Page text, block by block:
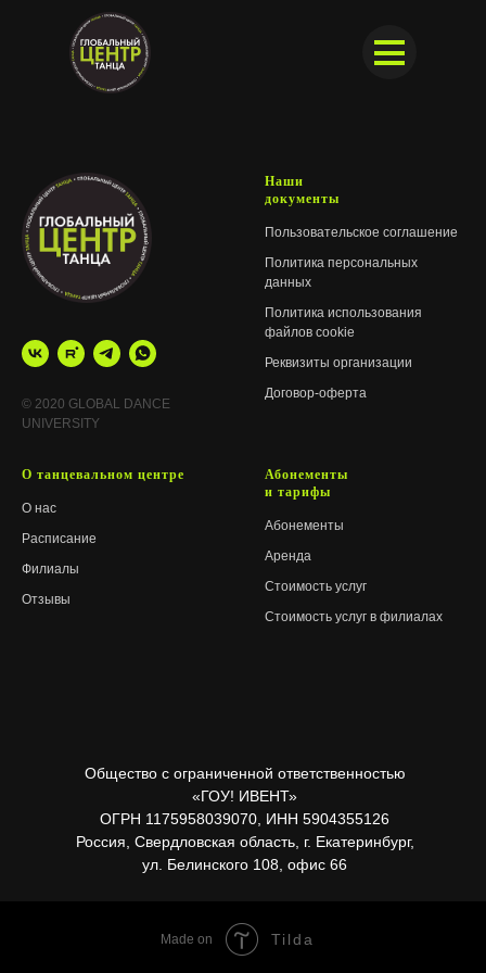
Бесплатное занятие
Цены
Цены
Мероприятия
Мероприятия Филиалы
Филиалы
Расписание
Расписание
Детские группы
Детские группы
© 2020 GLOBAL DANCE
UNIVERSITY
Наши
документы
Пользовательское соглашение
Политика персональных
данных
Политика использования
файлов cookie
Реквизиты организации
Договор-оферта
О танцевальном центре
О нас
Расписание
Филиалы
Отзывы
Абонементы
и тарифы
Абонементы
Аренда
Стоимость услуг
Стоимость услуг в филиалах
Общество с ограниченной ответственностью
«ГОУ! ИВЕНТ»
ОГРН 1175958039070, ИНН 5904355126
Россия, Свердловская область, г. Екатеринбург,
ул. Белинского 108, офис 66
Made on Tilda